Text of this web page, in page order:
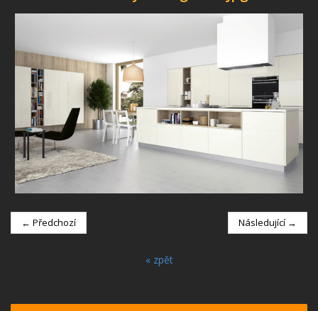
← Předchozí Následující →
« zpět